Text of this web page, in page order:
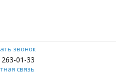
звонок
01-33
связь